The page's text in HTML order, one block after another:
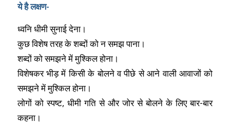
ये है लक्षण-
ध्वनि धीमी सुनाई देना।
कुछ विशेष तरह के शब्दों को न समझ पाना।
शब्दों को समझने में मुश्किल होना।
विशेषकर भीड़ में किसी के बोलने व पीछे से आने वाली आवाजों को
समझने में मुश्किल होना।
लोगों को स्पष्ट, धीमी गति से और जोर से बोलने के लिए बार-बार
कहना।